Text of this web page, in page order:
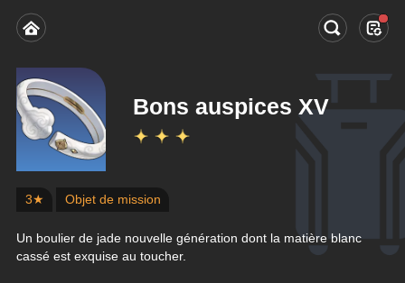
Bons auspices XV
3★ Objet de mission
Un boulier de jade nouvelle génération dont la matière blanc
cassé est exquise au toucher.